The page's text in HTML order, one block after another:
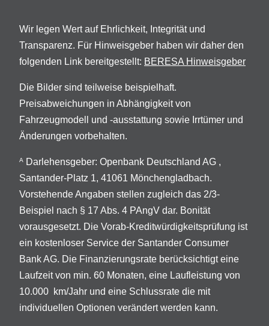
Wir legen Wert auf Ehrlichkeit, Integrität und
Transparenz. Für Hinweisgeber haben wir daher den
folgenden Link bereitgestellt: BERESA Hinweisgeber
Die Bilder sind teilweise beispielhaft.
Preisabweichungen in Abhängigkeit von
Fahrzeugmodell und -ausstattung sowie Irrtümer und
Änderungen vorbehalten.
A
Darlehensgeber: Openbank Deutschland AG ,
Santander-Platz 1, 41061 Mönchengladbach.
Vorstehende Angaben stellen zugleich das 2/3-
Beispiel nach § 17 Abs. 4 PAngV dar. Bonität
vorausgesetzt. Die Vorab-Kreditwürdigkeitsprüfung ist
ein kostenloser Service der Santander Consumer
Bank AG. Die Finanzierungsrate berücksichtigt eine
Laufzeit von min. 60 Monaten, eine Laufleistung von
10.000 km/Jahr und eine Schlussrate die mit
individuellen Optionen verändert werden kann.